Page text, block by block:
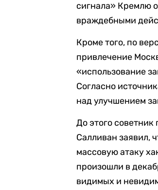
сигнала» Кремлю
враждебными
Кроме того, по
привлечение
«использование
Согласно
над улучшением
До этого
Салливан заявил,
массовую атаку
произошли в
видимых и